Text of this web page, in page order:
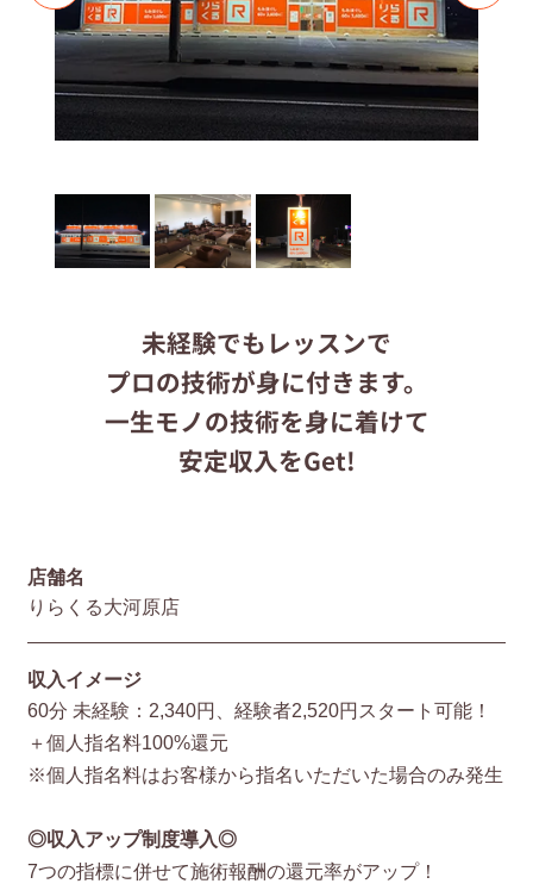
応募する
りらくるサイト
未経験でもレッスンで
プロの技術が身に付きます。
一生モノの技術を身に着けて
安定収入をGet!
店舗名
りらくる大河原店
収入イメージ
60分 未経験：2,340円、経験者2,520円スタート可能！
＋個人指名料100%還元
※個人指名料はお客様から指名いただいた場合のみ発生
◎収入アップ制度導入◎
7つの指標に併せて施術報酬の還元率がアップ！